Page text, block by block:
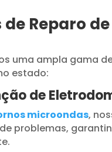
de Reparo
uma ampla gama
estado:
de
microondas,
problemas,